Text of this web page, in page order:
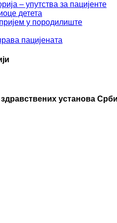
– упутства за пацијенте
детета
у породилиште
пацијената
здравствених установа